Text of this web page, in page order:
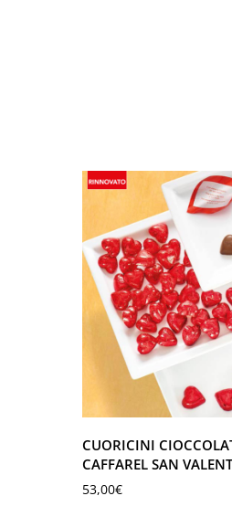
CUORICINI
CAFFAREL SAN
53,00€